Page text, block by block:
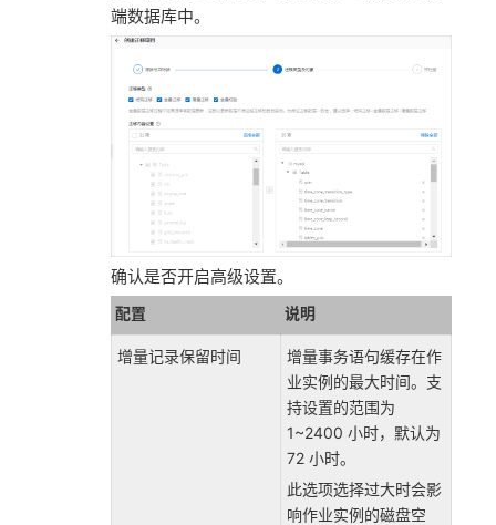
端数据库中。
确认是否开启高级设置。
配置 说明
增量记录保留时间
增量事务语句缓存在作
业实例的最大时间。支
持设置的范围为
1~2400 小时，默认为
72 小时。
此选项选择过大时会影
响作业实例的磁盘空